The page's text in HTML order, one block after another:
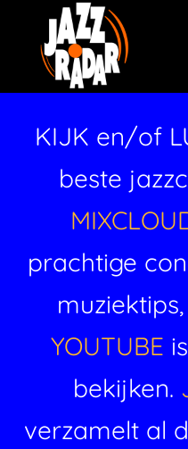
KIJK en/of
beste
prachtige
YOUTUBE
bekijken.
verzamelt al